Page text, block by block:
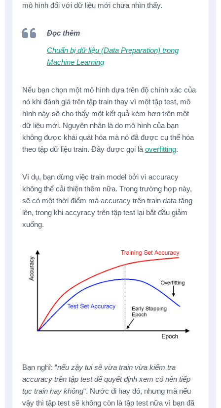
mô hình đối với dữ liệu mới chưa nhìn thấy.
Đọc thêm
Chuẩn bị dữ liệu (Data Preparation) trong
Machine Learning
Nếu bạn chọn một mô hình dựa trên độ chính xác của
nó khi đánh giá trên tập train thay vì một tập test, mô
hình này sẽ cho thấy một kết quả kém hơn trên một
dữ liệu mới. Nguyên nhân là do mô hình của bạn
không được khái quát hóa mà nó đã được cụ thể hóa
theo tập dữ liệu train. Đây được gọi là overfitting.
Ví dụ, bạn dừng việc train model bởi vì accuracy
không thể cải thiện thêm nữa. Trong trường hợp này,
sẽ có một thời điểm mà accuracy trên train data tăng
lên, trong khi accyracy trên tập test lại bắt đầu giảm
xuống.
Bạn nghĩ: “nếu zậy tui sẽ vừa train vừa kiểm tra
accuracy trên tập test để quyết định xem có nên tiếp
tục train hay không“. Nước đi hay đó, nhưng mà nếu
vậy thì tập test sẽ không còn là tập test nữa vì bạn đã